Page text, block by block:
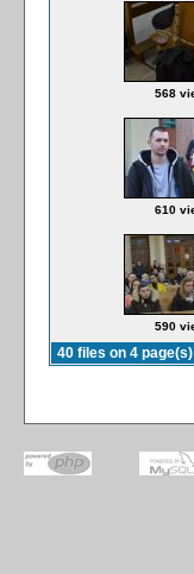
568
610
590
40 files on 4 page(s)